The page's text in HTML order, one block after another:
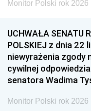
Monitor Polski rok 2026
UCHWAŁA SENATU
POLSKIEJ z dnia 22
niewyrażenia zgody
cywilnej
senatora Wadima
Monitor Polski rok 2026